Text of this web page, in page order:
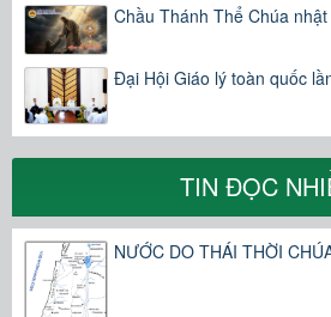
Chầu Thánh Thể Chúa
Đại Hội Giáo lý toàn quốc
TIN ĐỌC
NƯỚC DO THÁI THỜI